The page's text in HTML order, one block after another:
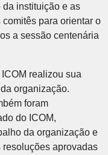
instituição e as
para orientar o
a sessão centenária
realizou sua
organização.
foram
do ICOM,
da organização e
aprovadas